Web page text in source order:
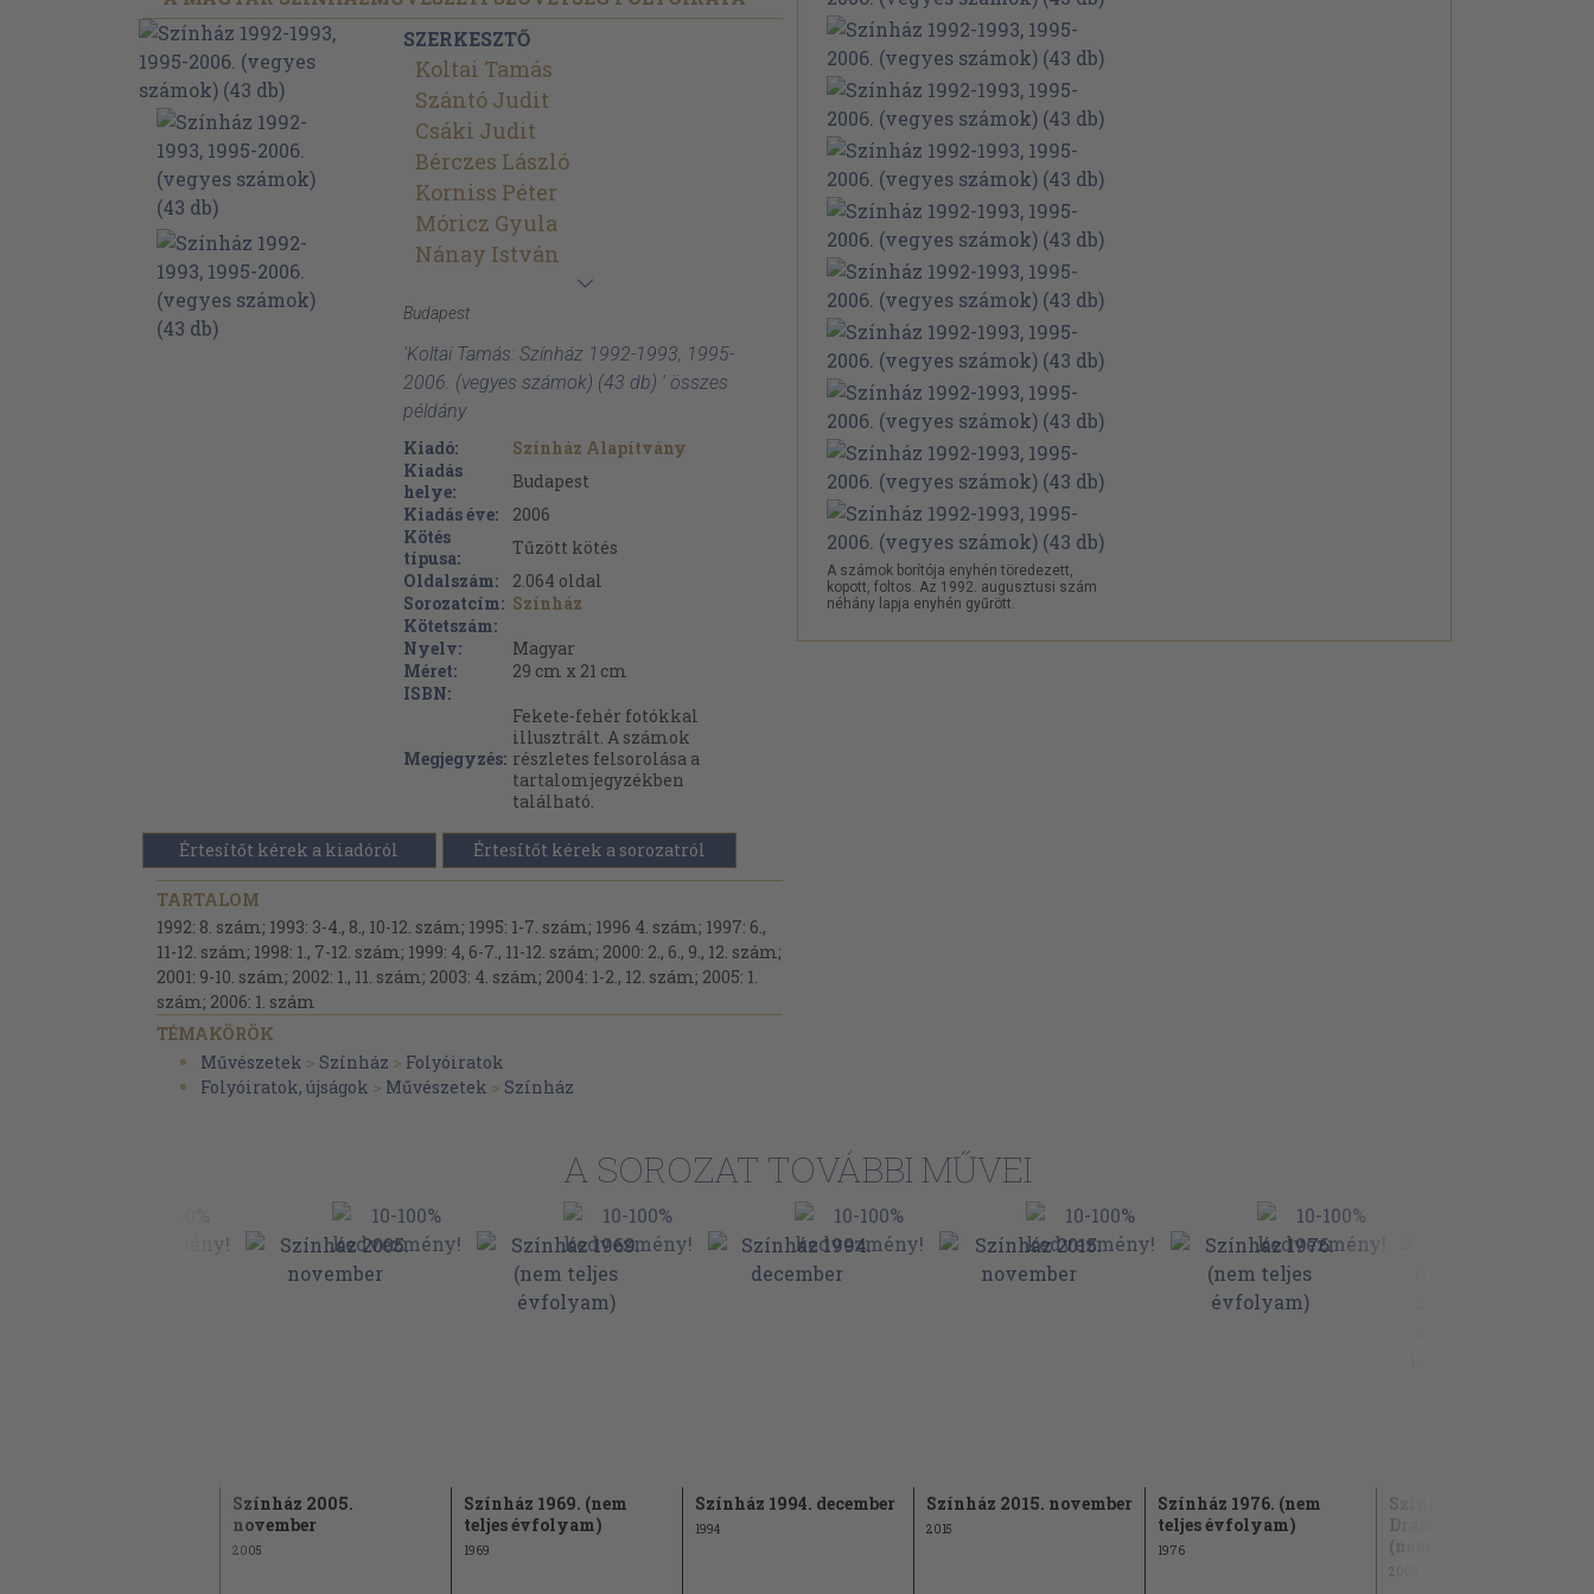
SZERKESZTŐ
Koltai Tamás
Szántó Judit
Csáki Judit
Bérczes László
Korniss Péter
Móricz Gyula
Nánay István
Budapest
'Koltai Tamás: Színház 1992-1993, 1995-
2006. (vegyes számok) (43 db) ' összes
példány
Kiadó:
Színház Alapítvány
Kiadás
helye:
Budapest
Kiadás éve:
2006
Kötés
típusa:
Tűzött kötés
Oldalszám:
2.064 oldal
Sorozatcím: Színház
Kötetszám:
Nyelv:
Magyar
Méret:
29 cm x 21 cm
ISBN:
Megjegyzés:
Fekete-fehér fotókkal
illusztrált. A számok
részletes felsorolása a
tartalomjegyzékben
található.
Értesítőt kérek a kiadóról Értesítőt kérek a sorozatról
TARTALOM
1992: 8. szám; 1993: 3-4., 8., 10-12. szám; 1995: 1-7. szám; 1996 4. szám; 1997: 6.,
11-12. szám; 1998: 1., 7-12. szám; 1999: 4, 6-7., 11-12. szám; 2000: 2., 6., 9., 12. szám;
2001: 9-10. szám; 2002: 1., 11. szám; 2003: 4. szám; 2004: 1-2., 12. szám; 2005: 1.
szám; 2006: 1. szám
TÉMAKÖRÖK
Művészetek > Színház > Folyóiratok
Folyóiratok, újságok > Művészetek > Színház
A számok borítója enyhén töredezett,
kopott, foltos. Az 1992. augusztusi szám
néhány lapja enyhén gyűrött.
A SOROZAT TOVÁBBI MŰVEI
Színház 2005.
november
2005
Színház 1969. (nem
teljes évfolyam)
1969
Színház 1994. december
1994
Színház 2015. november
2015
Színház 1976. (nem
teljes évfolyam)
1976
Színház
Drámamelléklet 2001.
(nem teljes...
2002